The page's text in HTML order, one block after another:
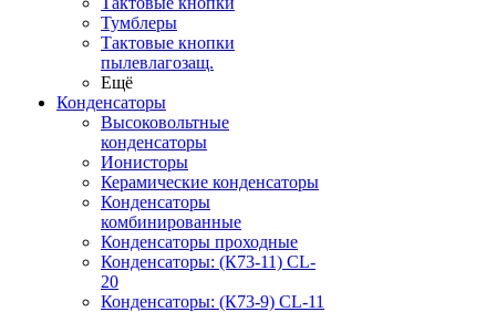
Тумблеры
Тактовые кнопки
пылевлагозащ.
Ещё
Конденсаторы
Высоковольтные
конденсаторы
Ионисторы
Керамические конденсаторы
Конденсаторы
комбинированные
Конденсаторы проходные
Конденсаторы: (К73-11) CL-
20
Конденсаторы: (К73-9) CL-11